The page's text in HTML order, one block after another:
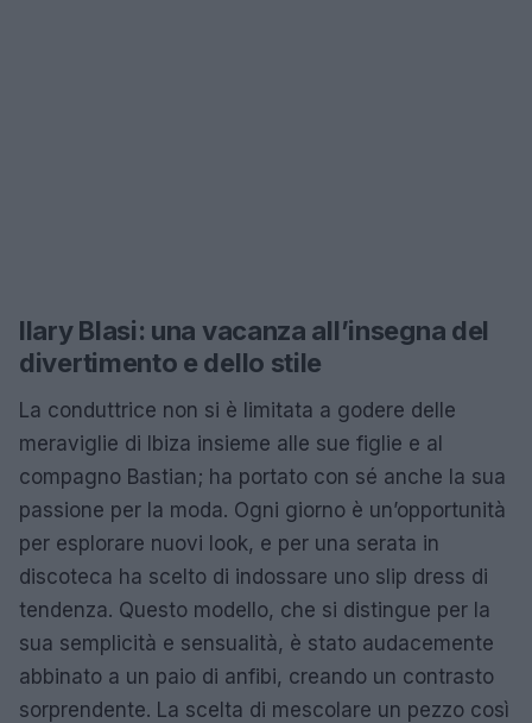
Ilary Blasi: una vacanza all’insegna del
divertimento e dello stile
La conduttrice non si è limitata a godere delle
meraviglie di Ibiza insieme alle sue figlie e al
compagno Bastian; ha portato con sé anche la sua
passione per la moda. Ogni giorno è un’opportunità
per esplorare nuovi look, e per una serata in
discoteca ha scelto di indossare uno slip dress di
tendenza. Questo modello, che si distingue per la
sua semplicità e sensualità, è stato audacemente
abbinato a un paio di anfibi, creando un contrasto
sorprendente. La scelta di mescolare un pezzo così